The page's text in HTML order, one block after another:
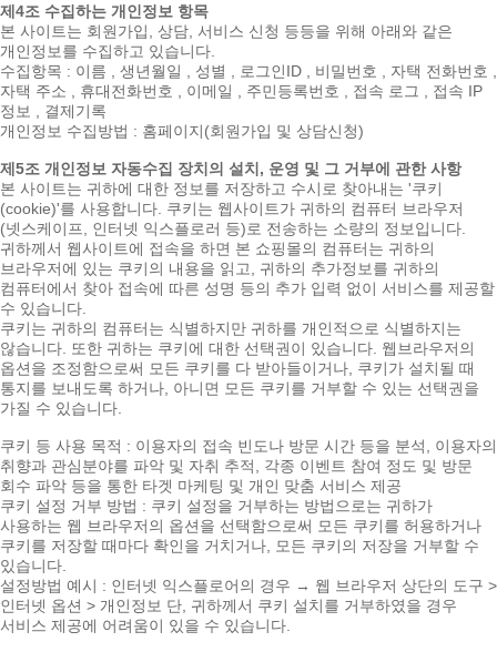
제4조 수집하는 개인정보 항목
본 사이트는 회원가입, 상담, 서비스 신청 등등을 위해 아래와 같은
개인정보를 수집하고 있습니다.
수집항목 : 이름 , 생년월일 , 성별 , 로그인ID , 비밀번호 , 자택 전화번호 ,
자택 주소 , 휴대전화번호 , 이메일 , 주민등록번호 , 접속 로그 , 접속 IP
정보 , 결제기록
개인정보 수집방법 : 홈페이지(회원가입 및 상담신청)
제5조 개인정보 자동수집 장치의 설치, 운영 및 그 거부에 관한 사항
본 사이트는 귀하에 대한 정보를 저장하고 수시로 찾아내는 '쿠키
(cookie)'를 사용합니다. 쿠키는 웹사이트가 귀하의 컴퓨터 브라우저
(넷스케이프, 인터넷 익스플로러 등)로 전송하는 소량의 정보입니다.
귀하께서 웹사이트에 접속을 하면 본 쇼핑몰의 컴퓨터는 귀하의
브라우저에 있는 쿠키의 내용을 읽고, 귀하의 추가정보를 귀하의
컴퓨터에서 찾아 접속에 따른 성명 등의 추가 입력 없이 서비스를 제공할
수 있습니다.
쿠키는 귀하의 컴퓨터는 식별하지만 귀하를 개인적으로 식별하지는
않습니다. 또한 귀하는 쿠키에 대한 선택권이 있습니다. 웹브라우저의
옵션을 조정함으로써 모든 쿠키를 다 받아들이거나, 쿠키가 설치될 때
통지를 보내도록 하거나, 아니면 모든 쿠키를 거부할 수 있는 선택권을
가질 수 있습니다.
쿠키 등 사용 목적 : 이용자의 접속 빈도나 방문 시간 등을 분석, 이용자의
취향과 관심분야를 파악 및 자취 추적, 각종 이벤트 참여 정도 및 방문
회수 파악 등을 통한 타겟 마케팅 및 개인 맞춤 서비스 제공
쿠키 설정 거부 방법 : 쿠키 설정을 거부하는 방법으로는 귀하가
사용하는 웹 브라우저의 옵션을 선택함으로써 모든 쿠키를 허용하거나
쿠키를 저장할 때마다 확인을 거치거나, 모든 쿠키의 저장을 거부할 수
있습니다.
설정방법 예시 : 인터넷 익스플로어의 경우 → 웹 브라우저 상단의 도구 >
인터넷 옵션 > 개인정보 단, 귀하께서 쿠키 설치를 거부하였을 경우
서비스 제공에 어려움이 있을 수 있습니다.